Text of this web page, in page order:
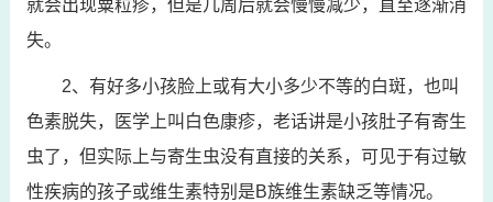
就会出现粟粒疹，但是几周后就会慢慢减少，直至逐渐消
失。
2、有好多小孩脸上或有大小多少不等的白斑，也叫
色素脱失，医学上叫白色康疹，老话讲是小孩肚子有寄生
虫了，但实际上与寄生虫没有直接的关系，可见于有过敏
性疾病的孩子或维生素特别是B族维生素缺乏等情况。